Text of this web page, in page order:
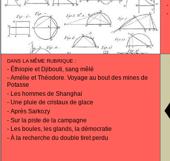
-
-
DANS LA MÊME RUBRIQUE :
- Éthiopie et Djibouti, sang mêlé
- Amélie et Théodore. Voyage au bout des mines de
Potasse
- Les hommes de Shanghai
- Une pluie de cristaux de glace
- Après Sarkozy
- Sur la piste de la campagne
- Les boules, les glands, la démocratie
- À la recherche du double tiret perdu